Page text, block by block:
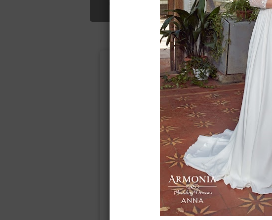
Свадебные платья
Подбор
По
Прямое